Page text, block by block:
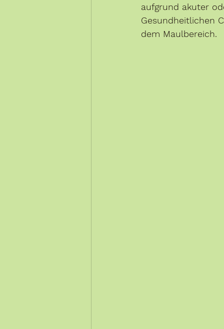
aufgrund akuter
Gesundheitlichen
dem Maulbereich.